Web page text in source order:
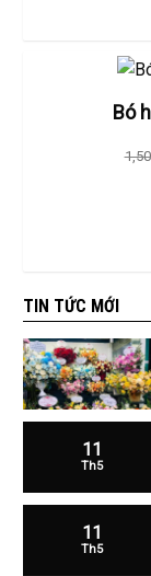
Bó
TIN TỨC MỚI
11
Th5
11
Th5